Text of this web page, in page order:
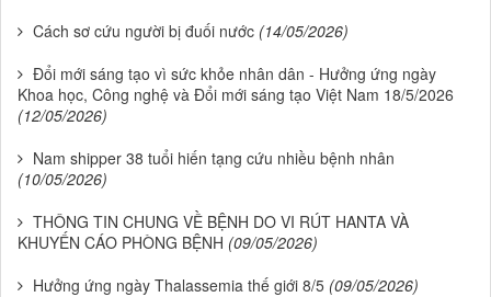
Cách sơ cứu người bị đuối nước (14/05/2026)
Đổi mới sáng tạo vì sức khỏe nhân dân - Hưởng ứng ngày
Khoa học, Công nghệ và Đổi mới sáng tạo Việt Nam 18/5/2026
(12/05/2026)
Nam shipper 38 tuổi hiến tạng cứu nhiều bệnh nhân
(10/05/2026)
THÔNG TIN CHUNG VỀ BỆNH DO VI RÚT HANTA VÀ
KHUYẾN CÁO PHÒNG BỆNH (09/05/2026)
Hưởng ứng ngày Thalassemia thế giới 8/5 (09/05/2026)